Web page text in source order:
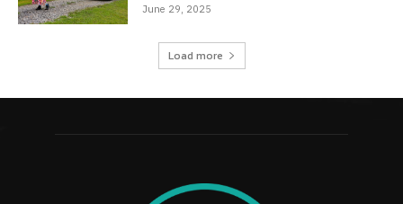
June 29, 2025
Load more